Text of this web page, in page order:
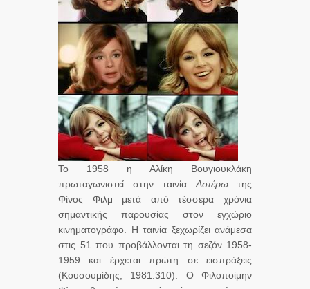
Το 1958 η Αλίκη Βουγιουκλάκη
πρωταγωνιστεί στην ταινία Αστέρω της
Φίνος Φιλμ μετά από τέσσερα χρόνια
σημαντικής παρουσίας στον εγχώριο
κινηματογράφο. Η ταινία ξεχωρίζει ανάμεσα
στις 51 που προβάλλονται τη σεζόν 1958-
1959 και έρχεται πρώτη σε εισπράξεις
(Κουσουμίδης, 1981:310). Ο Φιλοποίμην